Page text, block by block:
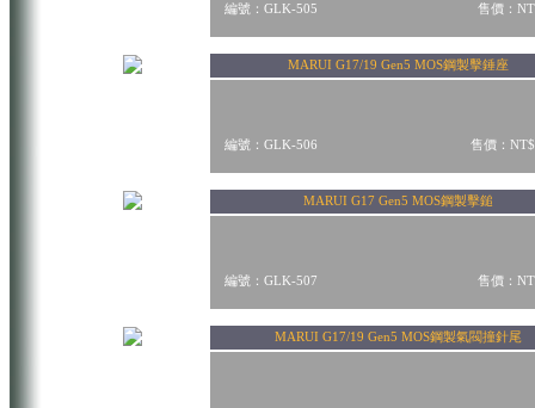
編號：GLK-505 售價：
MARUI G17/19 Gen5 MOS鋼製擊錘座
編號：GLK-506 售價：
MARUI G17 Gen5 MOS鋼製擊鎚
編號：GLK-507 售價：
MARUI G17/19 Gen5 MOS鋼製氣閥撞針尾